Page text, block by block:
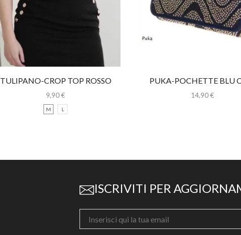
TULIPANO-CROP TOP ROSSO
CON SPALLINE
9,90€
M L
PUKA-POCHETTE BLU
STRASS
14,90€
ISCRIVITI PER